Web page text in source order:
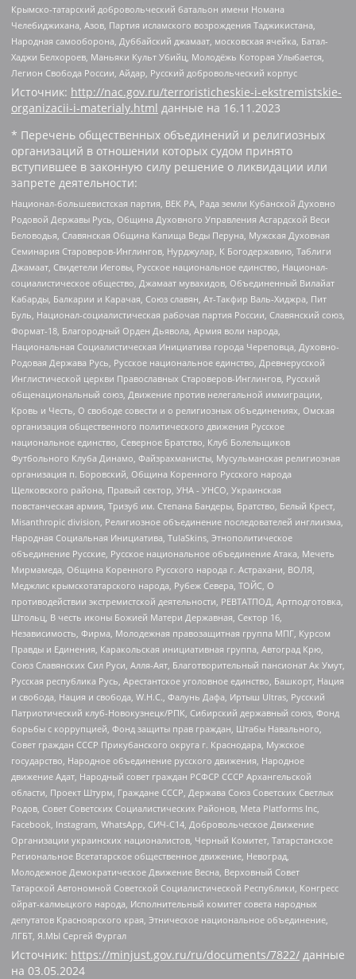
Крымско-татарский добровольческий батальон имени Номана
Челебиджихана, Азов, Партия исламского возрождения Таджикистана,
Народная самооборона, Дуббайский джамаат, московская ячейка, Батал-
Хаджи Белхороев, Маньяки Культ Убийц, Молодёжь Которая Улыбается,
Легион Свобода России, Айдар, Русский добровольческий корпус
Источник: http://nac.gov.ru/terroristicheskie-i-ekstremistskie-
organizacii-i-materialy.html данные на 16.11.2023
* Перечень общественных объединений и религиозных
организаций в отношении которых судом принято
вступившее в законную силу решение о ликвидации или
запрете деятельности:
Национал-большевистская партия, ВЕК РА, Рада земли Кубанской Духовно
Родовой Державы Русь, Община Духовного Управления Асгардской Веси
Беловодья, Славянская Община Капища Веды Перуна, Мужская Духовная
Семинария Староверов-Инглингов, Нурджулар, К Богодержавию, Таблиги
Джамаат, Свидетели Иеговы, Русское национальное единство, Национал-
социалистическое общество, Джамаат мувахидов, Объединенный Вилайат
Кабарды, Балкарии и Карачая, Союз славян, Ат-Такфир Валь-Хиджра, Пит
Буль, Национал-социалистическая рабочая партия России, Славянский союз,
Формат-18, Благородный Орден Дьявола, Армия воли народа,
Национальная Социалистическая Инициатива города Череповца, Духовно-
Родовая Держава Русь, Русское национальное единство, Древнерусской
Инглистической церкви Православных Староверов-Инглингов, Русский
общенациональный союз, Движение против нелегальной иммиграции,
Кровь и Честь, О свободе совести и о религиозных объединениях, Омская
организация общественного политического движения Русское
национальное единство, Северное Братство, Клуб Болельщиков
Футбольного Клуба Динамо, Файзрахманисты, Мусульманская религиозная
организация п. Боровский, Община Коренного Русского народа
Щелковского района, Правый сектор, УНА - УНСО, Украинская
повстанческая армия, Тризуб им. Степана Бандеры, Братство, Белый Крест,
Misanthropic division, Религиозное объединение последователей инглиизма,
Народная Социальная Инициатива, TulaSkins, Этнополитическое
объединение Русские, Русское национальное объединение Атака, Мечеть
Мирмамеда, Община Коренного Русского народа г. Астрахани, ВОЛЯ,
Меджлис крымскотатарского народа, Рубеж Севера, ТОЙС, О
противодействии экстремистской деятельности, РЕВТАТПОД, Артподготовка,
Штольц, В честь иконы Божией Матери Державная, Сектор 16,
Независимость, Фирма, Молодежная правозащитная группа МПГ, Курсом
Правды и Единения, Каракольская инициативная группа, Автоград Крю,
Союз Славянских Сил Руси, Алля-Аят, Благотворительный пансионат Ак Умут,
Русская республика Русь, Арестантское уголовное единство, Башкорт, Нация
и свобода, Нация и свобода, W.H.С., Фалунь Дафа, Иртыш Ultras, Русский
Патриотический клуб-Новокузнецк/РПК, Сибирский державный союз, Фонд
борьбы с коррупцией, Фонд защиты прав граждан, Штабы Навального,
Совет граждан СССР Прикубанского округа г. Краснодара, Мужское
государство, Народное объединение русского движения, Народное
движение Адат, Народный совет граждан РСФСР СССР Архангельской
области, Проект Штурм, Граждане СССР, Держава Союз Советских Светлых
Родов, Совет Советских Социалистических Районов, Meta Platforms Inc,
Facebook, Instagram, WhatsApp, СИЧ-С14, Добровольческое Движение
Организации украинских националистов, Черный Комитет, Татарстанское
Региональное Всетатарское общественное движение, Невоград,
Молодежное Демократическое Движение Весна, Верховный Совет
Татарской Автономной Советской Социалистической Республики, Конгресс
ойрат-калмыцкого народа, Исполнительный комитет совета народных
депутатов Красноярского края, Этническое национальное объединение,
ЛГБТ, Я.МЫ Сергей Фургал
Источник: https://minjust.gov.ru/ru/documents/7822/ данные
на 03.05.2024